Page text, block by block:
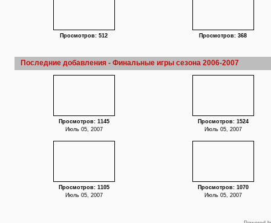
Просмотров: 512 Просмотров: 368
Последние добавления - Финальные игры сезона 2006-2007
Просмотров: 1145
Июль 05, 2007
Просмотров: 1524
Июль 05, 2007
Просмотров: 1105
Июль 05, 2007
Просмотров: 1070
Июль 05, 2007